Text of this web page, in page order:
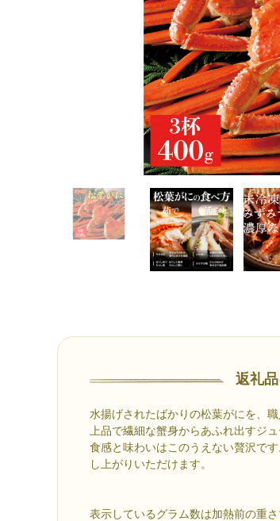
返礼
水揚げされたばかりの松葉がにを、
上品で繊細な蟹身からあふれ出すジ
食感と味わいはこのうえない贅沢で
し上がりいただけます。
表示しているグラム数は加熱前の重